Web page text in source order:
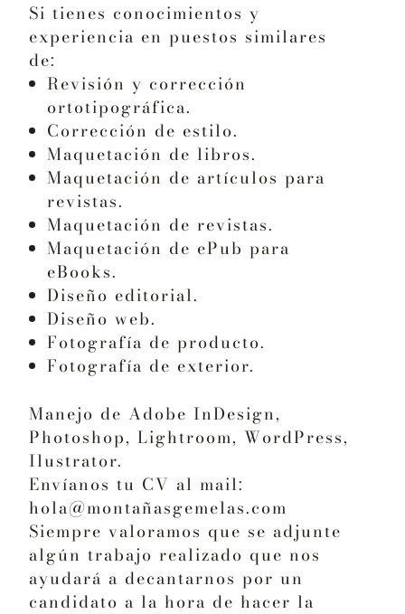
Si tienes conocimientos y
experiencia en puestos similares
de:
Revisión y corrección
ortotipográfica.
Corrección de estilo.
Maquetación de libros.
Maquetación de artículos para
revistas.
Maquetación de revistas.
Maquetación de ePub para
eBooks.
Diseño editorial.
Diseño web.
Fotografía de producto.
Fotografía de exterior.
Manejo de Adobe InDesign,
Photoshop, Lightroom, WordPress,
Ilustrator.
Envíanos tu CV al mail:
hola@montañasgemelas.com
Siempre valoramos que se adjunte
algún trabajo realizado que nos
ayudará a decantarnos por un
candidato a la hora de hacer la